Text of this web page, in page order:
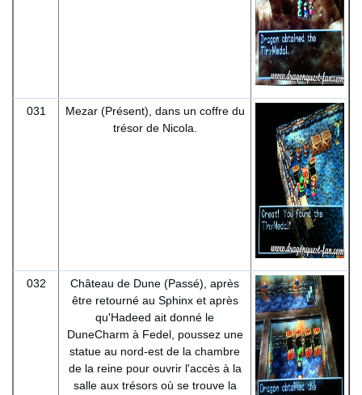
031
Mezar (Présent), dans un coffre du
trésor de Nicola.
032
Château de Dune (Passé), après
être retourné au Sphinx et après
qu'Hadeed ait donné le
DuneCharm à Fedel, poussez une
statue au nord-est de la chambre
de la reine pour ouvrir l'accès à la
salle aux trésors où se trouve la